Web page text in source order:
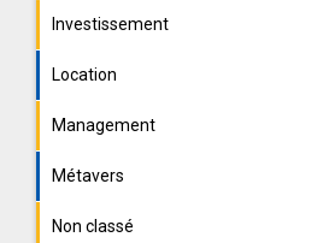
Investissement
Location
Management
Métavers
Non classé